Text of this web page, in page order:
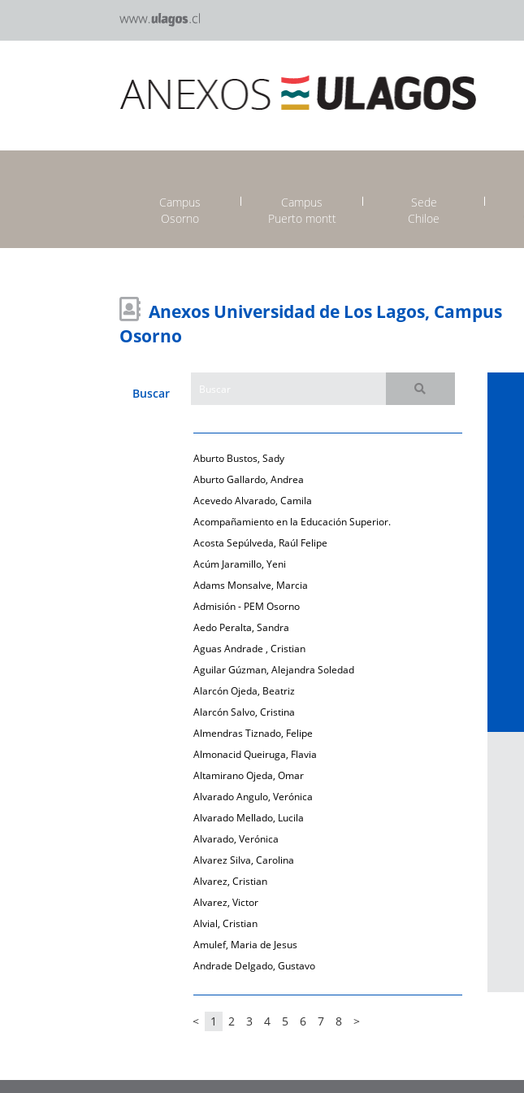
Campus
Osorno
Campus
Puerto montt
Sede
Chiloe
Anexos Universidad de Los Lagos, Campus
Osorno
Buscar
Aburto Bustos, Sady
Aburto Gallardo, Andrea
Acevedo Alvarado, Camila
Acompañamiento en la Educación Superior.
Acosta Sepúlveda, Raúl Felipe
Acúm Jaramillo, Yeni
Adams Monsalve, Marcia
Admisión - PEM Osorno
Aedo Peralta, Sandra
Aguas Andrade , Cristian
Aguilar Gúzman, Alejandra Soledad
Alarcón Ojeda, Beatriz
Alarcón Salvo, Cristina
Almendras Tiznado, Felipe
Almonacid Queiruga, Flavia
Altamirano Ojeda, Omar
Alvarado Angulo, Verónica
Alvarado Mellado, Lucila
Alvarado, Verónica
Alvarez Silva, Carolina
Alvarez, Cristian
Alvarez, Victor
Alvial, Cristian
Amulef, Maria de Jesus
Andrade Delgado, Gustavo
< 1 2 3 4 5 6 7 8 >